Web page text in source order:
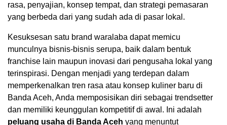
rasa, penyajian, konsep tempat, dan strategi pemasaran
yang berbeda dari yang sudah ada di pasar lokal.
Kesuksesan satu brand waralaba dapat memicu
munculnya bisnis-bisnis serupa, baik dalam bentuk
franchise lain maupun inovasi dari pengusaha lokal yang
terinspirasi. Dengan menjadi yang terdepan dalam
memperkenalkan tren rasa atau konsep kuliner baru di
Banda Aceh, Anda memposisikan diri sebagai trendsetter
dan memiliki keunggulan kompetitif di awal. Ini adalah
peluang usaha di Banda Aceh yang menuntut